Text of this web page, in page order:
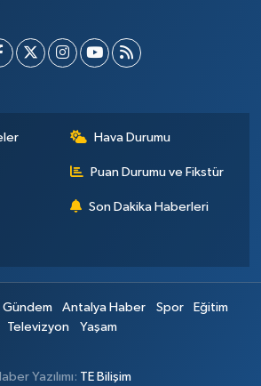
Hava Durumu
Puan Durumu ve Fikstür
Son Dakika Haberleri
Gündem Antalya Haber Spor
Eğitim
Televizyon
Yaşam
Yazılımı: TE Bilişim